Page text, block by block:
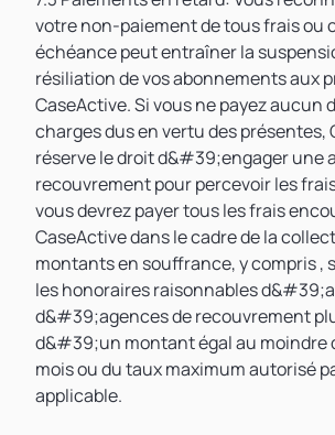
votre non-paiement de tous frais ou
échéance peut entraîner la
résiliation de vos abonnements aux
CaseActive. Si vous ne payez aucun
charges dus en vertu des présentes,
réserve le droit d&#39;engager une
recouvrement pour percevoir les
vous devrez payer tous les frais
CaseActive dans le cadre de la
montants en souffrance, y compris ,
les honoraires raisonnables
d&#39;agences de recouvrement
d&#39;un montant égal au moindre
mois ou du taux maximum autorisé
applicable.